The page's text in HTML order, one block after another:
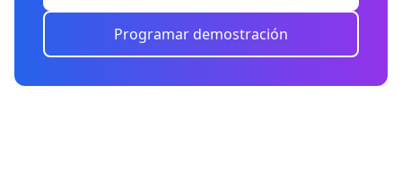
Programar demostración